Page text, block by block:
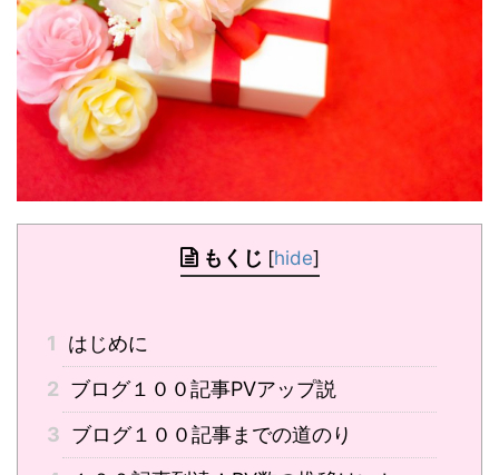
もくじ [hide]
1
はじめに
2 ブログ１００記事PVアップ説
3 ブログ１００記事までの道のり